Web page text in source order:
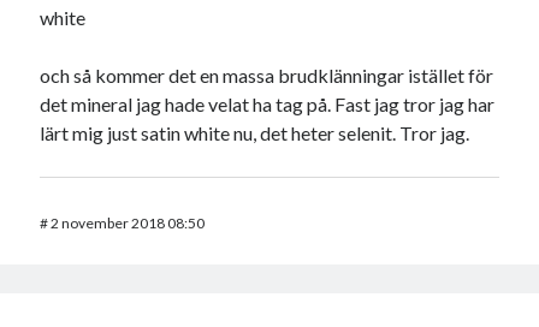
white
och så kommer det en massa brudklänningar istället för
det mineral jag hade velat ha tag på. Fast jag tror jag har
lärt mig just satin white nu, det heter selenit. Tror jag.
#2 november 2018 08:50